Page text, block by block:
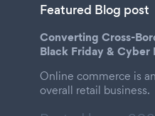
Featured Blog post
Converting Cross-
Black Friday & Cyber
Online commerce is
overall retail business.